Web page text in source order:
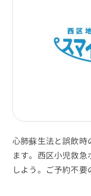
心肺蘇生法と誤飲時
ます。西区小児救
しよう。ご予約不要